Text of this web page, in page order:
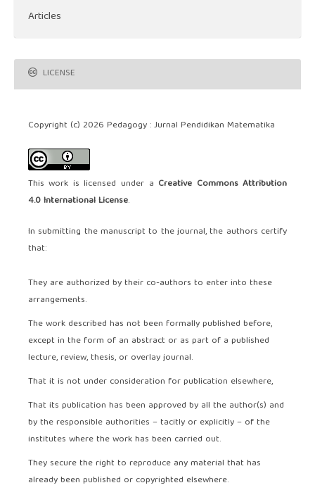
Articles
LICENSE
Copyright (c) 2026 Pedagogy : Jurnal Pendidikan Matematika
This work is licensed under a Creative Commons Attribution
4.0 International License.
In submitting the manuscript to the journal, the authors certify
that:
They are authorized by their co-authors to enter into these
arrangements.
The work described has not been formally published before,
except in the form of an abstract or as part of a published
lecture, review, thesis, or overlay journal.
That it is not under consideration for publication elsewhere,
That its publication has been approved by all the author(s) and
by the responsible authorities – tacitly or explicitly – of the
institutes where the work has been carried out.
They secure the right to reproduce any material that has
already been published or copyrighted elsewhere.